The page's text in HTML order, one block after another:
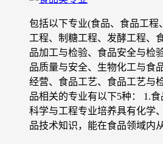
包括以下专业(食品、食品工程
工程、制糖工程、发酵工程、
品加工与检验、食品安全与检
品质量与安全、生物化工与食
经营、食品工艺、食品工艺与
品相关的专业有以下5种： 1.
科学与工程专业培养具有化学
品技术知识，能在食品领域内